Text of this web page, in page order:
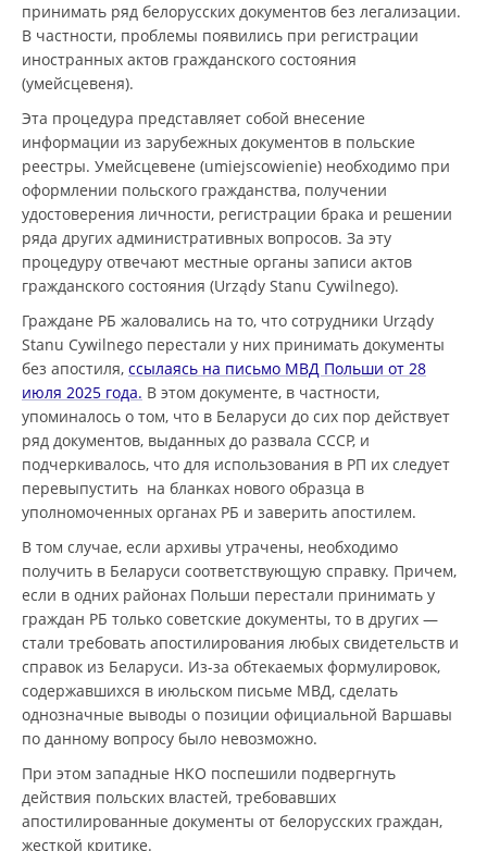
принимать ряд белорусских документов без легализации.
В частности, проблемы появились при регистрации
иностранных актов гражданского состояния
(умейсцевеня).
Эта процедура представляет собой внесение
информации из зарубежных документов в польские
реестры. Умейсцевене (umiejscowienie) необходимо при
оформлении польского гражданства, получении
удостоверения личности, регистрации брака и решении
ряда других административных вопросов. За эту
процедуру отвечают местные органы записи актов
гражданского состояния (Urządy Stanu Cywilnego).
Граждане РБ жаловались на то, что сотрудники Urządy
Stanu Cywilnego перестали у них принимать документы
без апостиля, ссылаясь на письмо МВД Польши от 28
июля 2025 года. В этом документе, в частности,
упоминалось о том, что в Беларуси до сих пор действует
ряд документов, выданных до развала СССР, и
подчеркивалось, что для использования в РП их следует
перевыпустить на бланках нового образца в
уполномоченных органах РБ и заверить апостилем.
В том случае, если архивы утрачены, необходимо
получить в Беларуси соответствующую справку. Причем,
если в одних районах Польши перестали принимать у
граждан РБ только советские документы, то в других —
стали требовать апостилирования любых свидетельств и
справок из Беларуси. Из-за обтекаемых формулировок,
содержавшихся в июльском письме МВД, сделать
однозначные выводы о позиции официальной Варшавы
по данному вопросу было невозможно.
При этом западные НКО поспешили подвергнуть
действия польских властей, требовавших
апостилированные документы от белорусских граждан,
жесткой критике.